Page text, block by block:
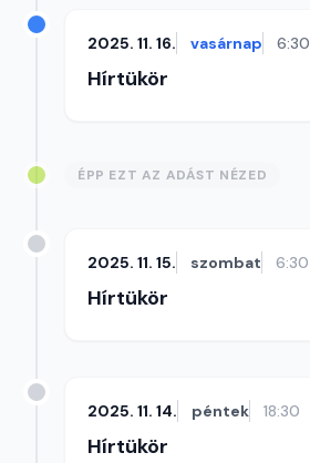
2025. 11. 16. vasárnap 6:30
Hírtükör
ÉPP EZT AZ ADÁST NÉZED
2025. 11. 15. szombat 6:30
Hírtükör
2025. 11. 14. péntek 18:30
Hírtükör